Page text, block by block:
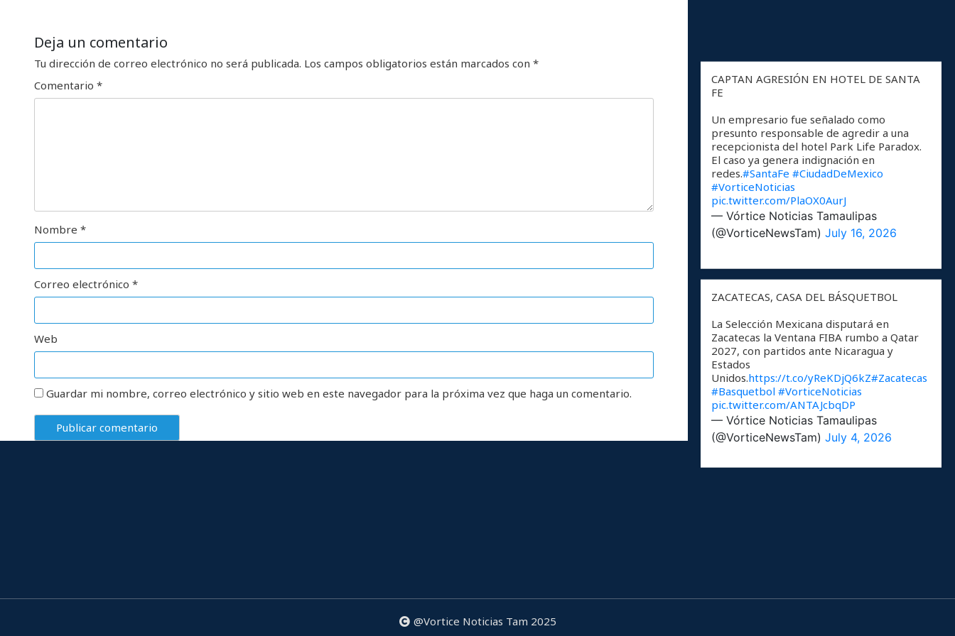
Deja un comentario
Tu dirección de correo electrónico no será publicada. Los campos obligatorios están marcados con *
Comentario *
Nombre *
Correo electrónico *
Web
Guardar mi nombre, correo electrónico y sitio web en este navegador para la próxima vez que haga un comentario.
CAPTAN AGRESIÓN EN HOTEL DE SANTA
FE
Un empresario fue señalado como
presunto responsable de agredir a una
recepcionista del hotel Park Life Paradox.
El caso ya genera indignación en
redes.#SantaFe #CiudadDeMexico
#VorticeNoticias
pic.twitter.com/PlaOX0AurJ
— Vórtice Noticias Tamaulipas
(@VorticeNewsTam)July 16, 2026
ZACATECAS, CASA DEL BÁSQUETBOL
La Selección Mexicana disputará en
Zacatecas la Ventana FIBA rumbo a Qatar
2027, con partidos ante Nicaragua y
Estados
Unidos.https://t.co/yReKDjQ6kZ#Zacatecas
#Basquetbol #VorticeNoticias
pic.twitter.com/ANTAJcbqDP
— Vórtice Noticias Tamaulipas
(@VorticeNewsTam)July 4, 2026
@Vortice Noticias Tam 2025